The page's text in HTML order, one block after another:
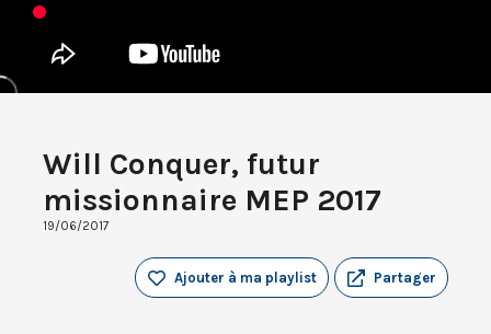
Will Conquer, futur
missionnaire MEP 2017
19/06/2017
Partager
Ajouter à ma playlist